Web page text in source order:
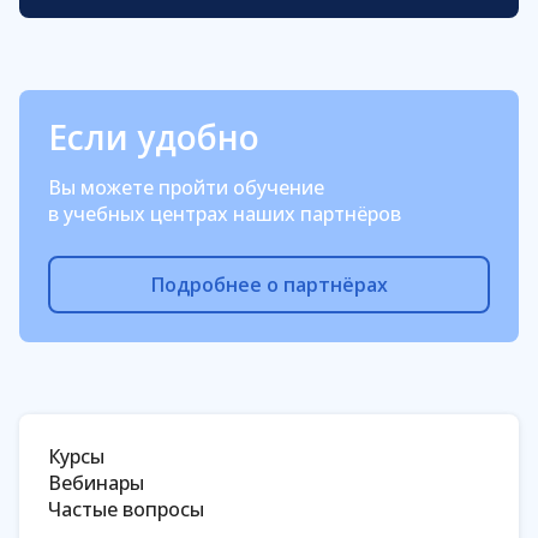
Если удобно
Вы можете пройти обучение
в учебных центрах наших партнёров
Подробнее о партнёрах
Курсы
Вебинары
Частые вопросы